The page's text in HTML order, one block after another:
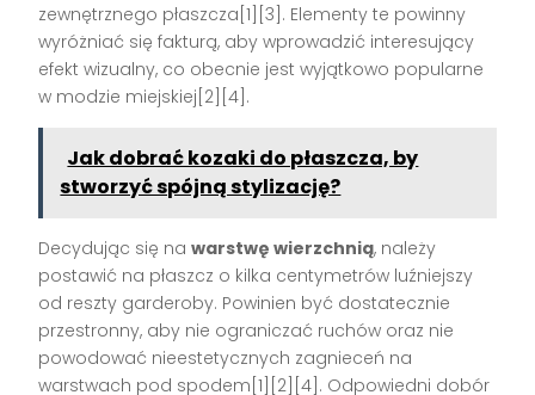
zewnętrznego płaszcza[1][3]. Elementy te powinny
wyróżniać się fakturą, aby wprowadzić interesujący
efekt wizualny, co obecnie jest wyjątkowo popularne
w modzie miejskiej[2][4].
Jak dobrać kozaki do płaszcza, by
stworzyć spójną stylizację?
Decydując się nawarstwę wierzchnią, należy
postawić na płaszcz o kilka centymetrów luźniejszy
od reszty garderoby. Powinien być dostatecznie
przestronny, aby nie ograniczać ruchów oraz nie
powodować nieestetycznych zagnieceń na
warstwach pod spodem[1][2][4]. Odpowiedni dobór